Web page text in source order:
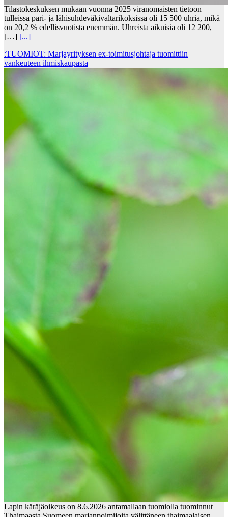
Tilastokeskuksen mukaan vuonna 2025 viranomaisten tietoon
tulleissa pari- ja lähisuhdeväkivaltarikoksissa oli 15 500 uhria, mikä
on 20,2 % edellisvuotista enemmän. Uhreista aikuisia oli 12 200,
[…] [...]
:TUOMIOT: Marjayrityksen ex-toimitusjohtaja tuomittiin
vankeuteen ihmiskaupasta
Lapin käräjäoikeus on 8.6.2026 antamallaan tuomiolla tuominnut